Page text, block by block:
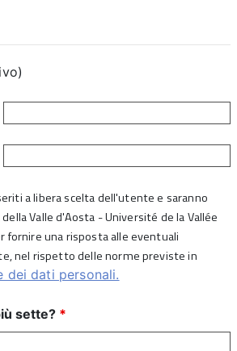
a libera scelta dell'utente e saranno
Valle d'Aosta - Université de la Vallée
fornire una risposta alle eventuali
nel rispetto delle norme previste in
dei dati personali.
sette? *